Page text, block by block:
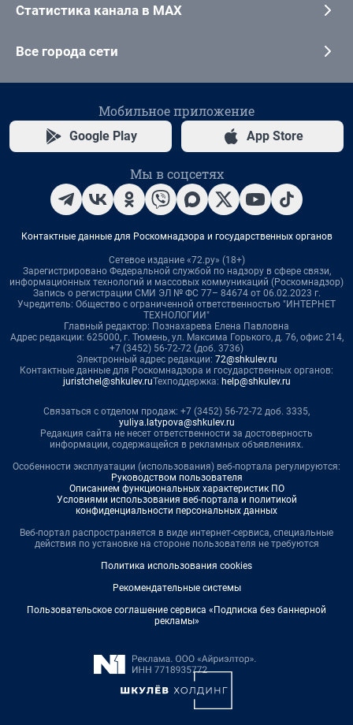
Статистика канала в MAX
Все города сети
Мобильное приложение
Google Play App Store
Мы в соцсетях
Контактные данные для Роскомнадзора и государственных органов
Сетевое издание «72.ру» (18+)
Зарегистрировано Федеральной службой по надзору в сфере связи,
информационных технологий и массовых коммуникаций (Роскомнадзор)
Запись о регистрации СМИ ЭЛ № ФС 77– 84674 от 06.02.2023 г.
Учредитель: Общество с ограниченной ответственностью "ИНТЕРНЕТ
ТЕХНОЛОГИИ"
Главный редактор: Познахарева Елена Павловна
Адрес редакции: 625000, г. Тюмень, ул. Максима Горького, д. 76, офис 214,
+7 (3452) 56-72-72 (доб. 3736)
Электронный адрес редакции: 72@shkulev.ru
Контактные данные для Роскомнадзора и государственных органов:
juristchel@shkulev.ruТехподдержка: help@shkulev.ru
Связаться с отделом продаж: +7 (3452) 56-72-72 доб. 3335,
yuliya.latypova@shkulev.ru
Редакция сайта не несет ответственности за достоверность
информации, содержащейся в рекламных объявлениях.
Особенности эксплуатации (использования) веб-портала регулируются:
Руководством пользователя
Описанием функциональных характеристик ПО
Условиями использования веб-портала и политикой
конфиденциальности персональных данных
Веб-портал распространяется в виде интернет-сервиса, специальные
действия по установке на стороне пользователя не требуются
Политика использования cookies
Рекомендательные системы
Пользовательское соглашение сервиса «Подписка без баннерной
рекламы»